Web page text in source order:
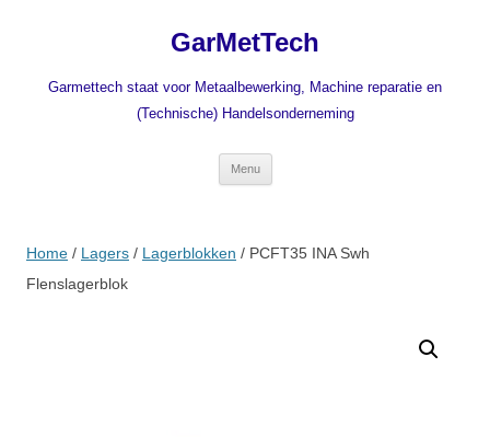
GarMetTech
Garmettech staat voor Metaalbewerking, Machine reparatie en
(Technische) Handelsonderneming
Menu
Home / Lagers / Lagerblokken / PCFT35 INA Swh
Flenslagerblok